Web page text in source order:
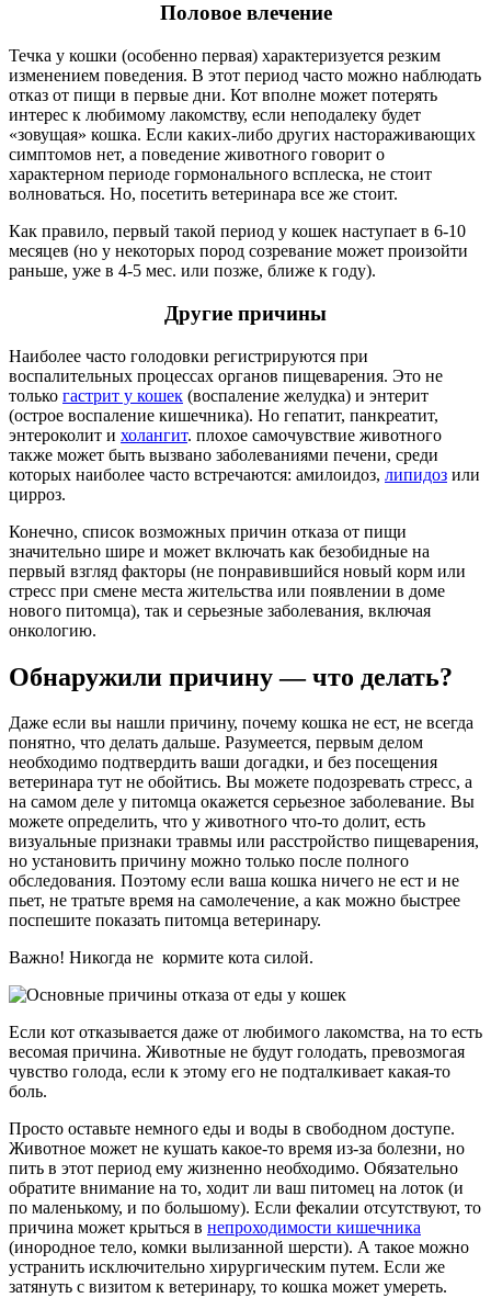
Половое влечение
Течка у кошки (особенно первая) характеризуется резким
изменением поведения. В этот период часто можно наблюдать
отказ от пищи в первые дни. Кот вполне может потерять
интерес к любимому лакомству, если неподалеку будет
«зовущая» кошка. Если каких-либо других настораживающих
симптомов нет, а поведение животного говорит о
характерном периоде гормонального всплеска, не стоит
волноваться. Но, посетить ветеринара все же стоит.
Как правило, первый такой период у кошек наступает в 6-10
месяцев (но у некоторых пород созревание может произойти
раньше, уже в 4-5 мес. или позже, ближе к году).
Другие причины
Наиболее часто голодовки регистрируются при
воспалительных процессах органов пищеварения. Это не
только гастрит у кошек (воспаление желудка) и энтерит
(острое воспаление кишечника). Но гепатит, панкреатит,
энтероколит и холангит. плохое самочувствие животного
также может быть вызвано заболеваниями печени, среди
которых наиболее часто встречаются: амилоидоз, липидоз или
цирроз.
Конечно, список возможных причин отказа от пищи
значительно шире и может включать как безобидные на
первый взгляд факторы (не понравившийся новый корм или
стресс при смене места жительства или появлении в доме
нового питомца), так и серьезные заболевания, включая
онкологию.
Обнаружили причину — что делать?
Даже если вы нашли причину, почему кошка не ест, не всегда
понятно, что делать дальше. Разумеется, первым делом
необходимо подтвердить ваши догадки, и без посещения
ветеринара тут не обойтись. Вы можете подозревать стресс, а
на самом деле у питомца окажется серьезное заболевание. Вы
можете определить, что у животного что-то долит, есть
визуальные признаки травмы или расстройство пищеварения,
но установить причину можно только после полного
обследования. Поэтому если ваша кошка ничего не ест и не
пьет, не тратьте время на самолечение, а как можно быстрее
поспешите показать питомца ветеринару.
Важно! Никогда не кормите кота силой.
Если кот отказывается даже от любимого лакомства, на то есть
весомая причина. Животные не будут голодать, превозмогая
чувство голода, если к этому его не подталкивает какая-то
боль.
Просто оставьте немного еды и воды в свободном доступе.
Животное может не кушать какое-то время из-за болезни, но
пить в этот период ему жизненно необходимо. Обязательно
обратите внимание на то, ходит ли ваш питомец на лоток (и
по маленькому, и по большому). Если фекалии отсутствуют, то
причина может крыться в непроходимости кишечника
(инородное тело, комки вылизанной шерсти). А такое можно
устранить исключительно хирургическим путем. Если же
затянуть с визитом к ветеринару, то кошка может умереть.